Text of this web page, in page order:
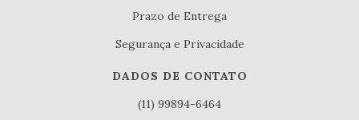
Prazo de Entrega
Segurança e Privacidade
DADOS DE CONTATO
(11) 99894-6464